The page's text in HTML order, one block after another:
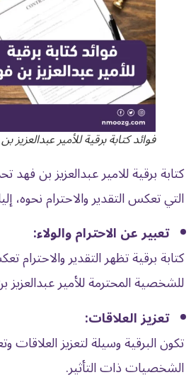
فوائد كتابة برقية للأمير عبدالعزيز
كتابة برقية للامير عبدالعزيز بن فهد
التي تعكس التقدير والاحترام نحوه،
تعبير عن الاحترام والولاء:
كتابة برقية تظهر التقدير والاحترام
للشخصية المحترمة للأمير عبدالعزيز
تعزيز العلاقات:
تكون البرقية وسيلة لتعزيز العلاقات
الشخصيات ذات التأثير.